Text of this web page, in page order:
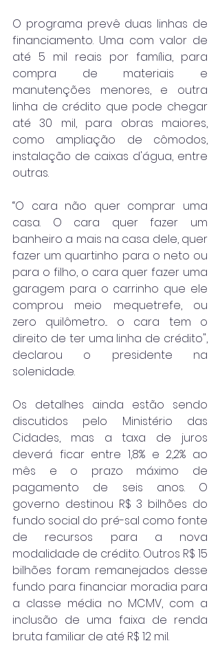
O programa prevê duas linhas de
financiamento. Uma com valor de
até 5 mil reais por família, para
compra de materiais e
manutenções menores, e outra
linha de crédito que pode chegar
até 30 mil, para obras maiores,
como ampliação de cômodos,
instalação de caixas d'água, entre
outras.
“O cara não quer comprar uma
casa. O cara quer fazer um
banheiro a mais na casa dele, quer
fazer um quartinho para o neto ou
para o filho, o cara quer fazer uma
garagem para o carrinho que ele
comprou meio mequetrefe, ou
zero quilômetro... o cara tem o
direito de ter uma linha de crédito",
declarou o presidente na
solenidade.
Os detalhes ainda estão sendo
discutidos pelo Ministério das
Cidades, mas a taxa de juros
deverá ficar entre 1,8% e 2,2% ao
mês e o prazo máximo de
pagamento de seis anos. O
governo destinou R$ 3 bilhões do
fundo social do pré-sal como fonte
de recursos para a nova
modalidade de crédito. Outros R$ 15
bilhões foram remanejados desse
fundo para financiar moradia para
a classe média no MCMV, com a
inclusão de uma faixa de renda
bruta familiar de até R$ 12 mil.